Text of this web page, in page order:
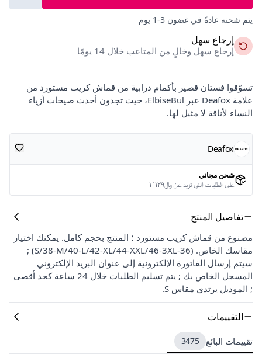
يتم شحنه عادةً في غضون 3-1 يوم
إرجاع سهل
إرجاع سهل وخالٍ من المتاعب خلال 14 يومًا
تسوّقوا فستان قصير بأكمام درابية من قماش كريب مستورد من
علامة Deafox عبر ElbiseBul، حيث تجدون أحدث صيحات أزياء
النساء لأناقة لا مثيل لها.
Deafox
شحن مجاني
على الطلبات التي تزيد عن ﷼١٬١٢٩
تفاصيل المنتج
مصنوع من قماش كريب مستورد ؛ المنتج بحجم كامل. يمكنك اختيار
مقاسك الخاص. (36-S/38-M/40-L/42-XL/44-XXL/46-3XL) ;
سيتم إرسال الفاتورة الإلكترونية إلى عنوان البريد الإلكتروني
المسجل الخاص بك ; يتم تسليم الطلبات خلال 24 ساعة كحد أقصى
; الموديل يرتدي مقاس S.
التقييمات
تقييمات البائع 3475